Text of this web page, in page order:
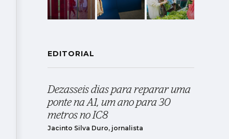
EDITORIAL
Dezasseis dias para reparar uma
ponte na A1, um ano para 30
metros no IC8
Jacinto Silva Duro, jornalista